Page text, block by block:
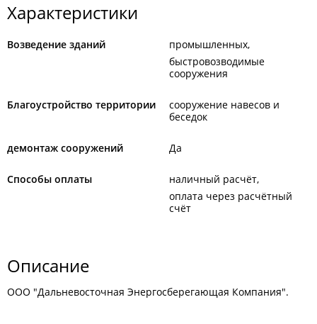
Характеристики
Возведение зданий
промышленных
быстровозводимые
сооружения
Благоустройство территории
сооружение навесов и
беседок
демонтаж сооружений Да
Способы оплаты
наличный расчёт
оплата через расчётный
счёт
Описание
ООО "Дальневосточная Энергосберегающая Компания".